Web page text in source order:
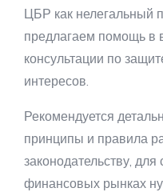
ЦБР как нелегальный
предлагаем помощь в
консультации по
интересов.
Рекомендуется
принципы и правила
законодательству,
финансовых рынках